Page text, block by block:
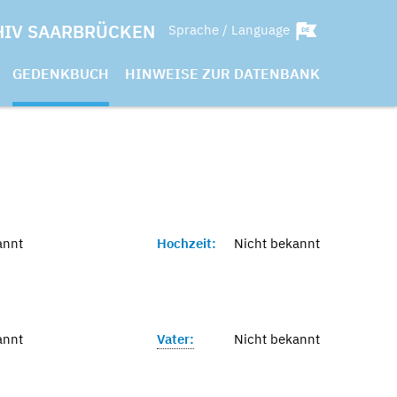
SAARBRÜCKEN Sprache / Language
GEDENKBUCH HINWEISE ZUR DATENBANK
Hochzeit: Nicht bekannt
Vater: Nicht bekannt